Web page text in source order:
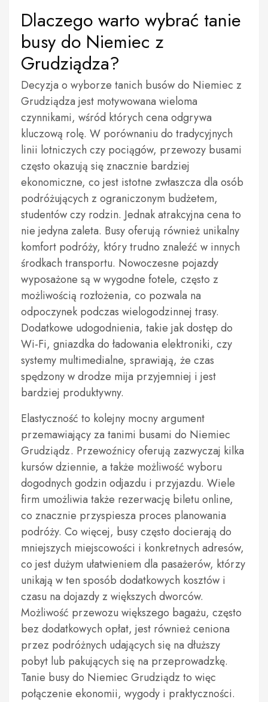
Dlaczego warto wybrać tanie
busy do Niemiec z
Grudziądza?
Decyzja o wyborze tanich busów do Niemiec z
Grudziądza jest motywowana wieloma
czynnikami, wśród których cena odgrywa
kluczową rolę. W porównaniu do tradycyjnych
linii lotniczych czy pociągów, przewozy busami
często okazują się znacznie bardziej
ekonomiczne, co jest istotne zwłaszcza dla osób
podróżujących z ograniczonym budżetem,
studentów czy rodzin. Jednak atrakcyjna cena to
nie jedyna zaleta. Busy oferują również unikalny
komfort podróży, który trudno znaleźć w innych
środkach transportu. Nowoczesne pojazdy
wyposażone są w wygodne fotele, często z
możliwością rozłożenia, co pozwala na
odpoczynek podczas wielogodzinnej trasy.
Dodatkowe udogodnienia, takie jak dostęp do
Wi-Fi, gniazdka do ładowania elektroniki, czy
systemy multimedialne, sprawiają, że czas
spędzony w drodze mija przyjemniej i jest
bardziej produktywny.
Elastyczność to kolejny mocny argument
przemawiający za tanimi busami do Niemiec
Grudziądz. Przewoźnicy oferują zazwyczaj kilka
kursów dziennie, a także możliwość wyboru
dogodnych godzin odjazdu i przyjazdu. Wiele
firm umożliwia także rezerwację biletu online,
co znacznie przyspiesza proces planowania
podróży. Co więcej, busy często docierają do
mniejszych miejscowości i konkretnych adresów,
co jest dużym ułatwieniem dla pasażerów, którzy
unikają w ten sposób dodatkowych kosztów i
czasu na dojazdy z większych dworców.
Możliwość przewozu większego bagażu, często
bez dodatkowych opłat, jest również ceniona
przez podróżnych udających się na dłuższy
pobyt lub pakujących się na przeprowadzkę.
Tanie busy do Niemiec Grudziądz to więc
połączenie ekonomii, wygody i praktyczności.